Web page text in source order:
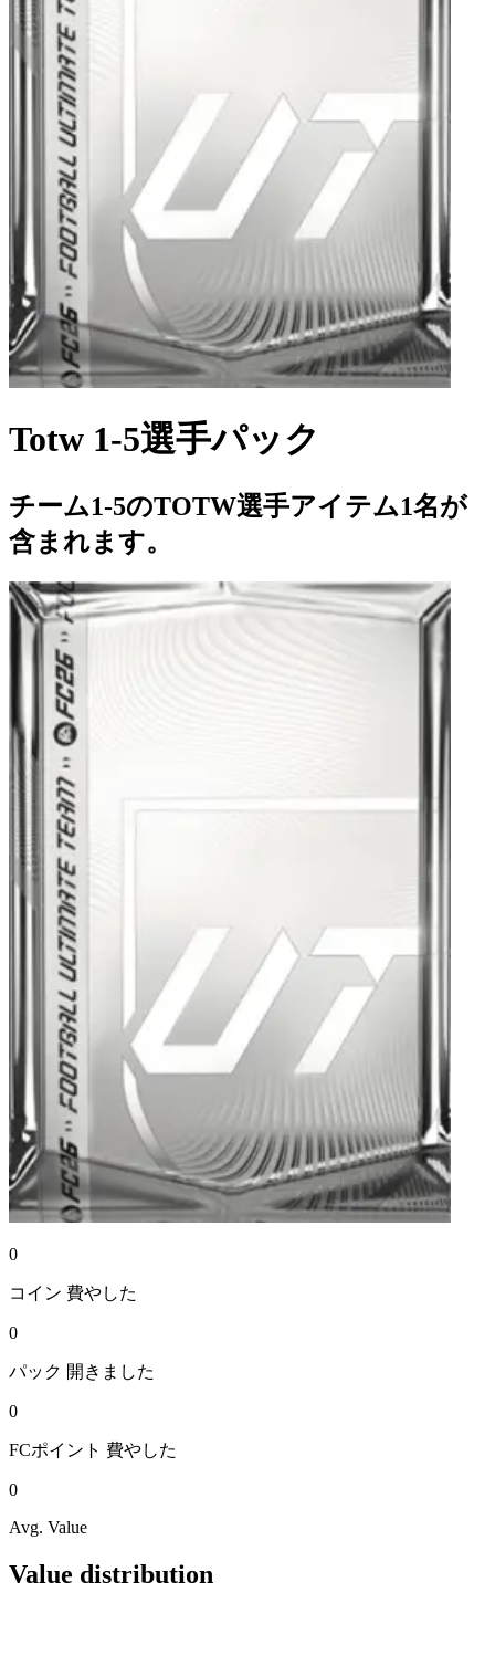
Totw 1-5選手パック
チーム1-5のTOTW選手アイテム1名が
含まれます。
0
コイン 費やした
0
パック 開きました
0
FCポイント 費やした
0
Avg. Value
Value distribution